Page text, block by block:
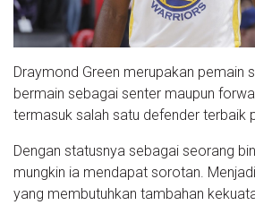
Draymond Green merupakan pemain
bermain sebagai senter maupun
termasuk salah satu defender terbaik
Dengan statusnya sebagai seorang
mungkin ia mendapat sorotan.
yang membutuhkan tambahan